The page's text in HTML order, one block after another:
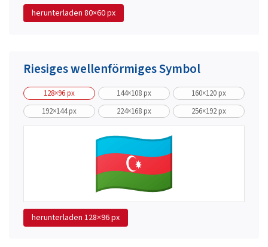
herunterladen 80×60 px
Riesiges wellenförmiges Symbol
128×96 px 144×108 px
160×120 px
192×144 px
224×168 px 256×192 px
herunterladen 128×96 px